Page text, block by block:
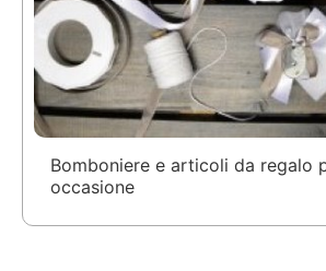
Bomboniere e articoli da regalo
occasione